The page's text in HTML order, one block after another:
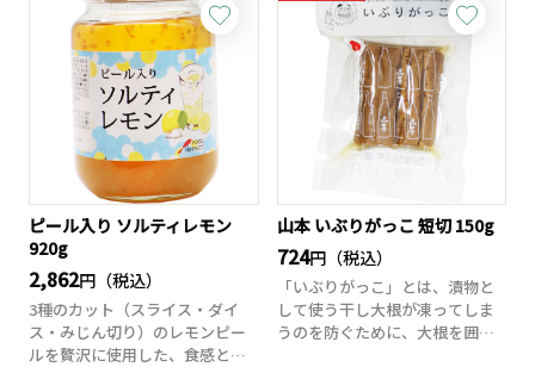
ピール入り ソルティレモン
920g
2,862円（税込）
3種のカット（スライス・ダイ
ス・みじん切り）のレモンピー
ルを贅沢に使用した、食感とビ
山本 いぶりがっこ 短切 150g
724円（税込）
「いぶりがっこ」とは、漬物と
して使う干し大根が凍ってしま
うのを防ぐために、大根を囲炉